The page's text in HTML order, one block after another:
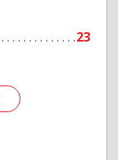
23
Подробнее